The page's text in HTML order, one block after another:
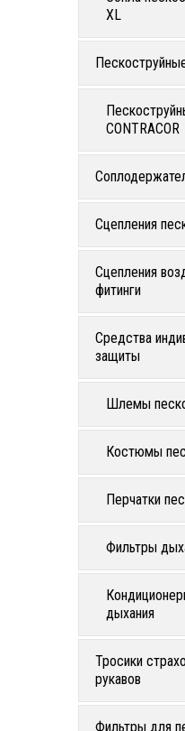
XL
CONTRACOR
Сцепления
Сцепления
фитинги
Средства
защиты
Шлемы
Костюмы
Перчатки
Фильтры
дыхания
Тросики
рукавов
Фильтры для